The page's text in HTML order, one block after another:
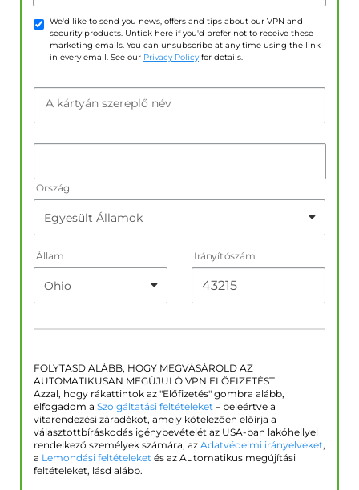
We'd like to send you news, offers and tips about our VPN and
security products. Untick here if you'd prefer not to receive these
marketing emails. You can unsubscribe at any time using the link
in every email. See our Privacy Policy for details.
A kártyán szereplő név
Ország
Állam Irányítószám
FOLYTASD ALÁBB, HOGY MEGVÁSÁROLD AZ
AUTOMATIKUSAN MEGÚJULÓ VPN ELŐFIZETÉST.
Azzal, hogy rákattintok az "Előfizetés" gombra alább,
elfogadom a Szolgáltatási feltételeket – beleértve a
vitarendezési záradékot, amely kötelezően előírja a
választottbíráskodás igénybevételét az USA-ban lakóhellyel
rendelkező személyek számára; az Adatvédelmi irányelveket,
a Lemondási feltételeket és az Automatikus megújítási
feltételeket, lásd alább.